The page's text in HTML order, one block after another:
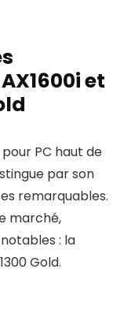
et
PC haut de
par son
remarquables.
marché,
: la
Gold.